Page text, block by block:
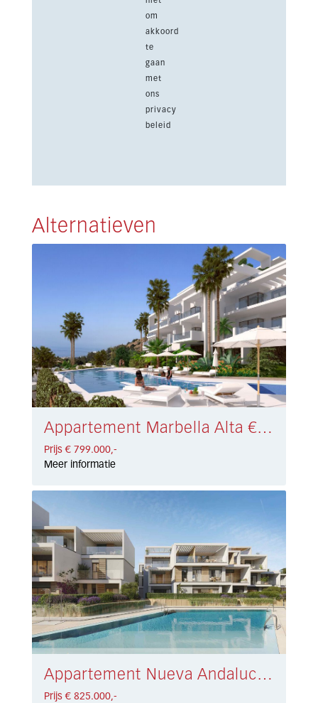
om
akkoord
te
gaan
met
ons
privacy
beleid
Alternatieven
Appartement Marbella Alta € 799.000,-
Prijs € 799.000,-
Meer informatie
Appartement Nueva Andalucía € 825.000,-
Prijs € 825.000,-